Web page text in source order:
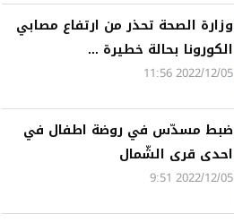
وزارة الصحة تحذر من ارتفاع مصابي
الكورونا بحالة خطيرة ...
2022/12/05 11:56
ضبط مسدّس في روضة اطفال في
احدى قرى الشّمال
2022/12/05 9:51